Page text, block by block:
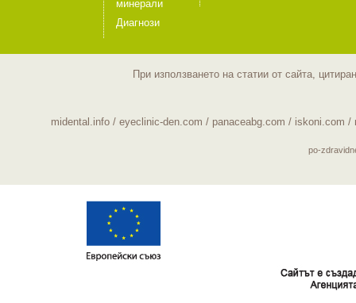
минерали
Диагнози
При използването на статии от сайта,
midental.info/ eyeclinic-den.com / panaceabg.com / iskoni.com /
po-